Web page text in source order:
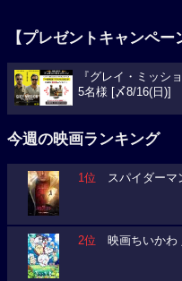
【プレゼントキャンペー
『グレイ・ミッシ
5名様 [〆8/16(日)]
今週の映画ランキング
1位 スパイダーマ
2位 映画ちいかわ